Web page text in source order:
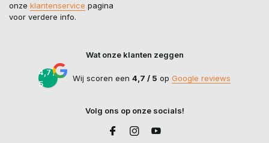
onze klantenservice pagina
voor verdere info.
Wat onze klanten zeggen
4,7 /
5
Wij scoren een 4,7 / 5 op Google reviews
Volg ons op onze socials!